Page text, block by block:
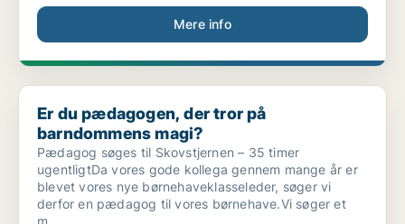
Mere info
Er du pædagogen, der tror på barndommens magi?
Er du pædagogen, der tror på
barndommens magi?
Pædagog søges til Skovstjernen – 35 timer
ugentligtDa vores gode kollega gennem mange år er
blevet vores nye børnehaveklasseleder, søger vi
derfor en pædagog til vores børnehave.Vi søger et